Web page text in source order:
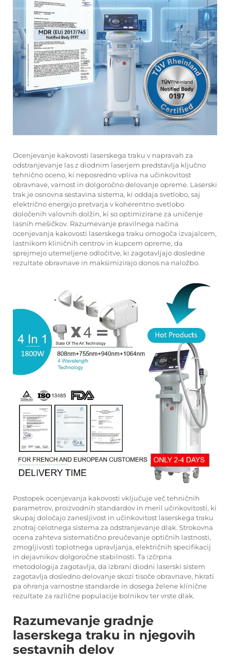
Ocenjevanje kakovosti laserskega traku v napravah za
odstranjevanje las z diodnim laserjem predstavlja ključno
tehnično oceno, ki neposredno vpliva na učinkovitost
obravnave, varnost in dolgoročno delovanje opreme. Laserski
trak je osnovna sestavina sistema, ki oddaja svetlobo, saj
električno energijo pretvarja v koherentno svetlobo
določenih valovnih dolžin, ki so optimizirane za uničenje
lasnih mešičkov. Razumevanje pravilnega načina
ocenjevanja kakovosti laserskega traku omogoča izvajalcem,
lastnikom kliničnih centrov in kupcem opreme, da
sprejmejo utemeljene odločitve, ki zagotavljajo dosledne
rezultate obravnave in maksimizirajo donos na naložbo.
Postopek ocenjevanja kakovosti vključuje več tehničnih
parametrov, proizvodnih standardov in meril učinkovitosti, ki
skupaj določajo zanesljivost in učinkovitost laserskega traku
znotraj celotnega sistema za odstranjevanje dlak. Strokovna
ocena zahteva sistematično preučevanje optičnih lastnosti,
zmogljivosti toplotnega upravljanja, električnih specifikacij
in dejavnikov dolgoročne stabilnosti. Ta izčrpna
metodologija zagotavlja, da izbrani diodni laserski sistem
zagotavlja dosledno delovanje skozi tisoče obravnave, hkrati
pa ohranja varnostne standarde in dosega želene klinične
rezultate za različne populacije bolnikov ter vrste dlak.
Razumevanje gradnje
laserskega traku in njegovih
sestavnih delov